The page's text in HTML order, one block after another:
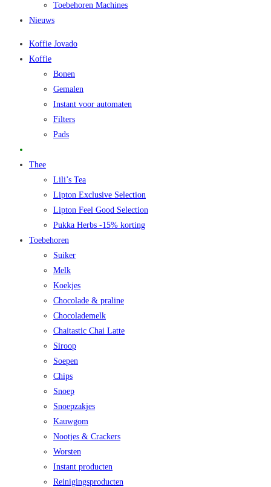
Toebehoren Machines
Nieuws
Koffie Jovado
Koffie
Bonen
Gemalen
Instant voor automaten
Filters
Pads
Thee
Lili’s Tea
Lipton Exclusive Selection
Lipton Feel Good Selection
Pukka Herbs -15% korting
Toebehoren
Suiker
Melk
Koekjes
Chocolade & praline
Chocolademelk
Chaitastic Chai Latte
Siroop
Soepen
Chips
Snoep
Snoepzakjes
Kauwgom
Nootjes & Crackers
Worsten
Instant producten
Reinigingsproducten